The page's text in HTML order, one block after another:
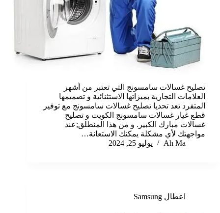
تصليح غسالات سامسونج التي تعتبر من أشهر
العلامات التجارية بميزاتها الاستثنائية و تصميمها
المتفرد تعد تحديا تصليح غسالات سامسونج مع توفير
قطع غيار غسالات سامسونج الكويت و تصليح
غسالات مبارك الكبير. و من هذا المنطلق;عند
مواجهتك لأي مشكلة يمكنك الاستعانة…
Ah Ma
يوليو 25, 2024
اعطال Samsung